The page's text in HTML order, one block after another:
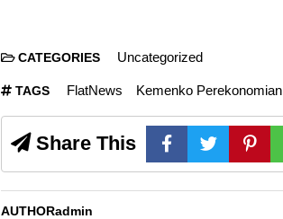
CATEGORIES Uncategorized
TAGS FlatNews Kemenko Perekonomian
Share This
AUTHORadmin